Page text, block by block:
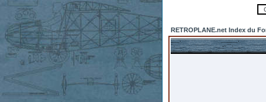
RETROPLANE.net Index du